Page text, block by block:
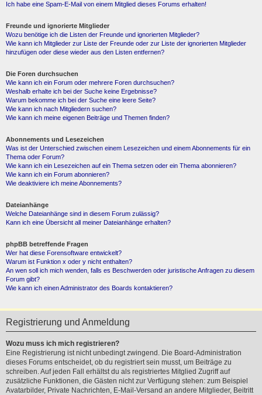
Ich habe eine Spam-E-Mail von einem Mitglied dieses Forums erhalten!
Freunde und ignorierte Mitglieder
Wozu benötige ich die Listen der Freunde und ignorierten Mitglieder?
Wie kann ich Mitglieder zur Liste der Freunde oder zur Liste der ignorierten Mitglieder
hinzufügen oder diese wieder aus den Listen entfernen?
Die Foren durchsuchen
Wie kann ich ein Forum oder mehrere Foren durchsuchen?
Weshalb erhalte ich bei der Suche keine Ergebnisse?
Warum bekomme ich bei der Suche eine leere Seite?
Wie kann ich nach Mitgliedern suchen?
Wie kann ich meine eigenen Beiträge und Themen finden?
Abonnements und Lesezeichen
Was ist der Unterschied zwischen einem Lesezeichen und einem Abonnements für ein
Thema oder Forum?
Wie kann ich ein Lesezeichen auf ein Thema setzen oder ein Thema abonnieren?
Wie kann ich ein Forum abonnieren?
Wie deaktiviere ich meine Abonnements?
Dateianhänge
Welche Dateianhänge sind in diesem Forum zulässig?
Kann ich eine Übersicht all meiner Dateianhänge erhalten?
phpBB betreffende Fragen
Wer hat diese Forensoftware entwickelt?
Warum ist Funktion x oder y nicht enthalten?
An wen soll ich mich wenden, falls es Beschwerden oder juristische Anfragen zu diesem
Forum gibt?
Wie kann ich einen Administrator des Boards kontaktieren?
Registrierung und Anmeldung
Wozu muss ich mich registrieren?
Eine Registrierung ist nicht unbedingt zwingend. Die Board-Administration
dieses Forums entscheidet, ob du registriert sein musst, um Beiträge zu
schreiben. Auf jeden Fall erhältst du als registriertes Mitglied Zugriff auf
zusätzliche Funktionen, die Gästen nicht zur Verfügung stehen: zum Beispiel
Avatarbilder, Private Nachrichten, E-Mail-Versand an andere Mitglieder, Beitritt